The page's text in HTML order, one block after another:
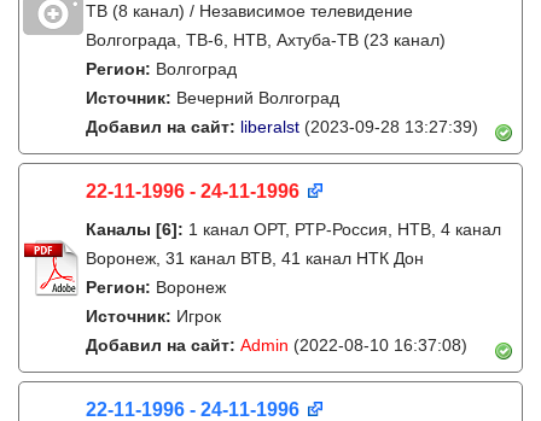
ТВ (8 канал) / Независимое телевидение
Волгограда, ТВ-6, НТВ, Ахтуба-ТВ (23 канал)
Регион: Волгоград
Источник: Вечерний Волгоград
Добавил на сайт: liberalst (2023-09-28 13:27:39)
22-11-1996 - 24-11-1996
Каналы [6]: 1 канал ОРТ, РТР-Россия, НТВ, 4 канал
Воронеж, 31 канал ВТВ, 41 канал НТК Дон
Регион: Воронеж
Источник: Игрок
Добавил на сайт: Admin (2022-08-10 16:37:08)
22-11-1996 - 24-11-1996